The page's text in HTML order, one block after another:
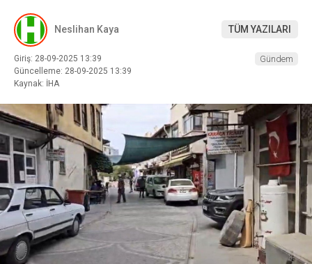
Neslihan Kaya TÜM YAZILARI
Giriş: 28-09-2025 13:39
Güncelleme: 28-09-2025 13:39
Kaynak: İHA
Gündem